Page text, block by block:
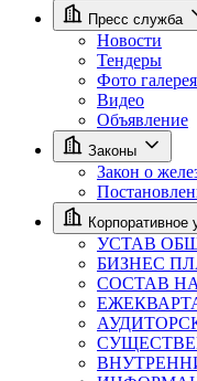
Пресс служба
Новости
Тендеры
Фото
Видео
Объявление
Законы
Закон о
Корпоративное
УСТАВ
БИЗНЕС
СОСТАВ